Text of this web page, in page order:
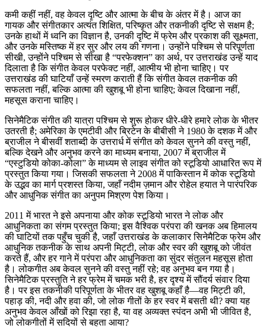
कमी कहीं नहीं, वह केवल दृष्टि और आत्मा के बीच के अंतर में है। आज का
गायक और संगीतकार अत्यंत शिक्षित, परिष्कृत और तकनीकी दृष्टि से सक्षम है;
उनके हाथों में ध्वनि का विज्ञान है, उनकी दृष्टि में फ्रेम और प्रकाश की सूक्ष्मता,
और उनके मस्तिष्क में हर सुर और लय की गणना। उन्होंने पश्चिम से परिपूर्णता
सीखी, उन्होंने पश्चिम से सीखा है “परफेक्शन” का अर्थ, पर उत्तराखंड उन्हें याद
दिलाता है कि संगीत केवल परफेक्ट नहीं, आत्मीय भी होना चाहिए। पर
उत्तराखंड की घाटियाँ उन्हें स्मरण कराती हैं कि संगीत केवल तकनीक की
सफलता नहीं, बल्कि आत्मा की खुशबू भी होना चाहिए; केवल दिखाना नहीं,
महसूस कराना चाहिए।
सिनेमैटिक संगीत की यात्रा पश्चिम से शुरू होकर धीरे-धीरे हमारे लोक के भीतर
उतरती है; अमेरिका के एमटीवी और ब्रिटेन के बीबीसी ने 1980 के दशक में और
ब्राजील ने बीसवीं शताब्दी के उत्तरार्ध में संगीत को केवल सुनने की वस्तु नहीं,
बल्कि देखने और अनुभव करने का माध्यम बनाया, 2007 में ब्राजील में
“एस्टुडियो कोका-कोला” के माध्यम से लाइव संगीत को स्टूडियो आधारित रूप में
प्रस्तुत किया गया। जिसकी सफलता ने 2008 में पाकिस्तान में कोक स्टूडियो
के उद्भव का मार्ग प्रशस्त किया, जहाँ नदीम ज़मान और रोहेल हयात ने पारंपरिक
और आधुनिक संगीत का अनुपम मिश्रण पेश किया।
2011 में भारत ने इसे अपनाया और कोक स्टूडियो भारत ने लोक और
आधुनिकता का संगम प्रस्तुत किया; इस वैश्विक परंपरा की खनक अब हिमालय
की घाटियों तक पहुँच चुकी है, जहाँ उत्तराखंड के कलाकार सिनेमैटिक फ्रेम और
आधुनिक तकनीक के साथ अपनी मिट्टी, लोक और स्वर की खुशबू को जीवंत
करते हैं, और हर गाने में परंपरा और आधुनिकता का सुंदर संतुलन महसूस होता
है। लोकगीत अब केवल सुनने की वस्तु नहीं रहे; वह अनुभव बन गया है।
सिनेमैटिक प्रस्तुति ने हर फ्रेम में चमक भरी है, हर दृश्य में सौंदर्य संवार दिया
है। पर इस तकनीकी परिपूर्णता के भीतर वह खुशबू कहाँ है—वह मिट्टी की,
पहाड़ की, नदी और हवा की, जो लोक गीतों के हर स्वर में बसती थी? क्या यह
अनुभव केवल आँखों को रिझा रहा है, या वह अव्यक्त स्पंदन अभी भी जीवित है,
जो लोकगीतों में सदियों से बहता आया?